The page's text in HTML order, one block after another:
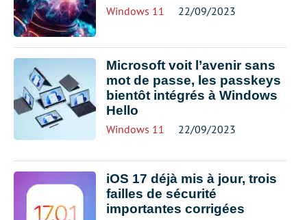
Windows 11 22/09/2023
Microsoft voit l’avenir sans
mot de passe, les passkeys
bientôt intégrés à Windows
Hello
Windows 11 22/09/2023
iOS 17 déjà mis à jour, trois
failles de sécurité
importantes corrigées